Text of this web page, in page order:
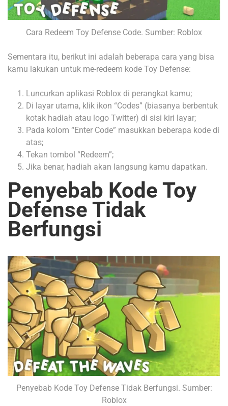
Cara Redeem Toy Defense Code. Sumber: Roblox
Sementara itu, berikut ini adalah beberapa cara yang bisa
kamu lakukan untuk me-redeem kode Toy Defense:
Luncurkan aplikasi Roblox di perangkat kamu;
Di layar utama, klik ikon “Codes” (biasanya berbentuk
kotak hadiah atau logo Twitter) di sisi kiri layar;
Pada kolom “Enter Code” masukkan beberapa kode di
atas;
Tekan tombol “Redeem”;
Jika benar, hadiah akan langsung kamu dapatkan.
Penyebab Kode Toy
Defense Tidak
Berfungsi
Penyebab Kode Toy Defense Tidak Berfungsi. Sumber:
Roblox